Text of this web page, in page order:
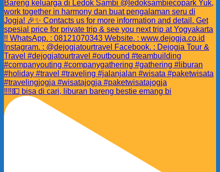
‼️‼️💵 bisa di cari, liburan bareng bestie emang bi